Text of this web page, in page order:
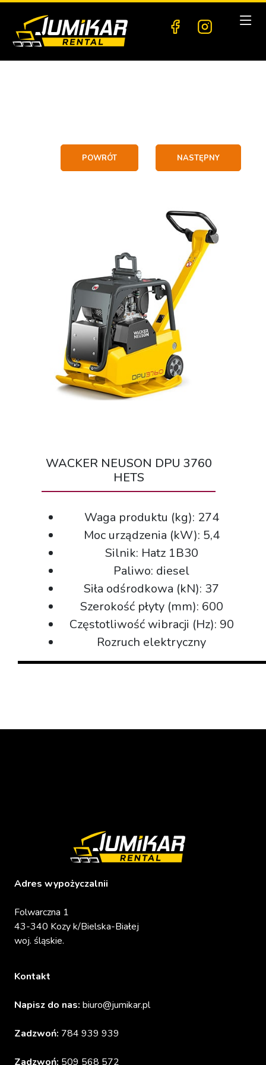
POWRÓT NASTĘPNY
WACKER NEUSON DPU 3760
HETS
Waga produktu (kg): 274
Moc urządzenia (kW): 5,4
Silnik: Hatz 1B30
Paliwo: diesel
Siła odśrodkowa (kN): 37
Szerokość płyty (mm): 600
Częstotliwość wibracji (Hz): 90
Rozruch elektryczny
Adres wypożyczalnii
Folwarczna 1
43-340 Kozy k/Bielska-Białej
woj. śląskie.
Kontakt
Napisz do nas: biuro@jumikar.pl
Zadzwoń: 784 939 939
Zadzwoń: 509 568 572